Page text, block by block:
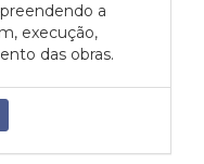
a
execução,
das obras.